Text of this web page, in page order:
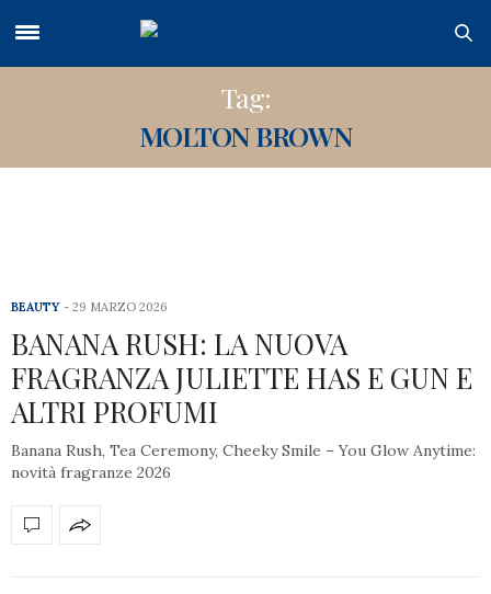
Tag:
MOLTON BROWN
BEAUTY 29 MARZO 2026
BANANA RUSH: LA NUOVA
FRAGRANZA JULIETTE HAS E GUN E
ALTRI PROFUMI
Banana Rush, Tea Ceremony, Cheeky Smile – You Glow Anytime:
novità fragranze 2026